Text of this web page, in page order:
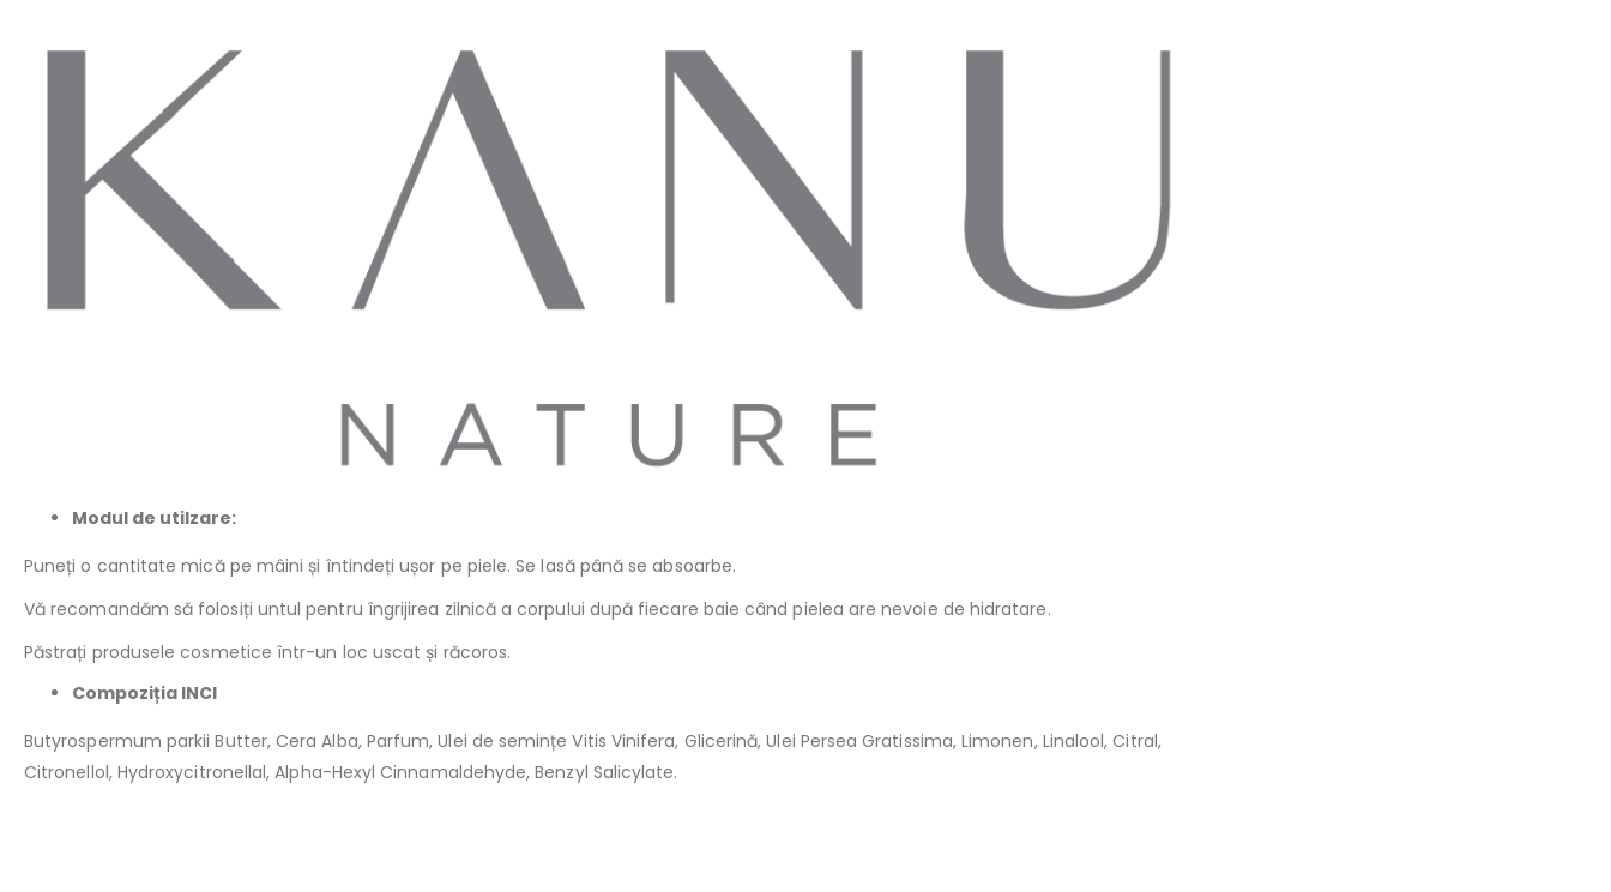
Modul de utilzare:
Puneți o cantitate mică pe mâini și întindeți ușor pe piele. Se lasă până se absoarbe.
Vă recomandăm să folosiți untul pentru îngrijirea zilnică a corpului după fiecare baie când pielea are nevoie de hidratare.
Păstrați produsele cosmetice într-un loc uscat și răcoros.
Compoziția INCI
Butyrospermum parkii Butter, Cera Alba, Parfum, Ulei de semințe Vitis Vinifera, Glicerină, Ulei Persea Gratissima, Limonen, Linalool, Citral,
Citronellol, Hydroxycitronellal, Alpha-Hexyl Cinnamaldehyde, Benzyl Salicylate.